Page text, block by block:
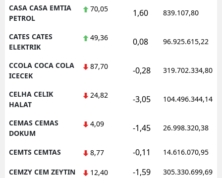
CASA CASA EMTIA
PETROL
70,05 1,60 839.107,80
CATES CATES
ELEKTRIK
49,36 0,08 96.925.615,22
CCOLA COCA COLA
ICECEK
87,70 -0,28 319.702.334,80
CELHA CELIK
HALAT
24,82 -3,05 104.496.344,14
CEMAS CEMAS
DOKUM
4,09 -1,45 26.998.320,38
CEMTS CEMTAS 8,77 -0,11 14.616.070,95
CEMZY CEM ZEYTIN 12,40 -1,59 305.330.699,69